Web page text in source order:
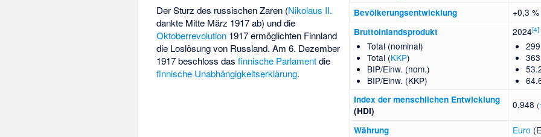
Bevölkerungs­entwicklung +0,3
Bruttoinlandsprodukt
Total (nominal)
Total (KKP)
BIP/Einw. (nom.)
BIP/Einw. (KKP)
2024[4]
Index der menschlichen Entwicklung
(HDI)
0,948(
Währung Euro
Der Sturz des russischen Zaren (Nikolaus II.
dankte Mitte März 1917 ab) und die
Oktoberrevolution 1917 ermöglichten Finnland
die Loslösung von Russland. Am 6. Dezember
1917 beschloss dasfinnische Parlamentdie
finnische Unabhängigkeitserklärung.